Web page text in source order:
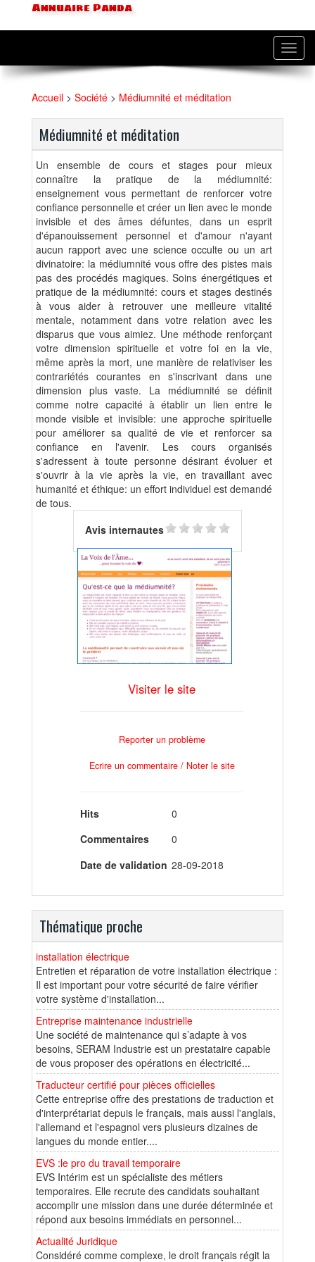
Annuaire Panda
Accueil > Société > Médiumnité et méditation
Médiumnité et méditation
Un ensemble de cours et stages pour mieux
connaître la pratique de la médiumnité:
enseignement vous permettant de renforcer votre
confiance personnelle et créer un lien avec le monde
invisible et des âmes défuntes, dans un esprit
d'épanouissement personnel et d'amour n'ayant
aucun rapport avec une science occulte ou un art
divinatoire: la médiumnité vous offre des pistes mais
pas des procédés magiques. Soins énergétiques et
pratique de la médiumnité: cours et stages destinés
à vous aider à retrouver une meilleure vitalité
mentale, notamment dans votre relation avec les
disparus que vous aimiez. Une méthode renforçant
votre dimension spirituelle et votre foi en la vie,
même après la mort, une manière de relativiser les
contrariétés courantes en s'inscrivant dans une
dimension plus vaste. La médiumnité se définit
comme notre capacité à établir un lien entre le
monde visible et invisible: une approche spirituelle
pour améliorer sa qualité de vie et renforcer sa
confiance en l'avenir. Les cours organisés
s'adressent à toute personne désirant évoluer et
s'ouvrir à la vie après la vie, en travaillant avec
humanité et éthique: un effort individuel est demandé
de tous.
Avis internautes
Visiter le site
Reporter un problème
Ecrire un commentaire / Noter le site
Hits
0
Commentaires
0
Date de validation 28-09-2018
Thématique proche
installation électrique
Entretien et réparation de votre installation électrique :
Il est important pour votre sécurité de faire vérifier
votre système d'installation...
Entreprise maintenance industrielle
Une société de maintenance qui s’adapte à vos
besoins, SERAM Industrie est un prestataire capable
de vous proposer des opérations en électricité...
Traducteur certifié pour pièces officielles
Cette entreprise offre des prestations de traduction et
d'interprétariat depuis le français, mais aussi l'anglais,
l'allemand et l'espagnol vers plusieurs dizaines de
langues du monde entier....
EVS :le pro du travail temporaire
EVS Intérim est un spécialiste des métiers
temporaires. Elle recrute des candidats souhaitant
accomplir une mission dans une durée déterminée et
répond aux besoins immédiats en personnel...
Actualité Juridique
Considéré comme complexe, le droit français régit la